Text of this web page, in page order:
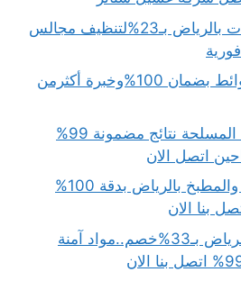
شركة تنظيف استراحات بالرياض بـ23%لتنظيف مجالس
علاج الرطوبة فى الحوائط بضمان 100%وخبرة أكثرمن
قص وتخريم الخرسانة المسلحة نتائج مضمونة 99%
تأسيس سباكة الحمام والمطبخ بالرياض بدقة 100%
بنا الان
شركة عزل خزانات بالرياض بـ33%خصم..مواد آمنة